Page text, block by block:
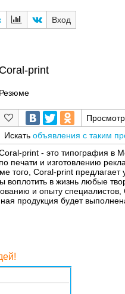
Вход
Coral-print
Резюме
Искать объявления с таким
print - это типография в
по печати и изготовлению
Coral-print предлагает
в жизнь любые
и опыту специалистов,
продукция будет